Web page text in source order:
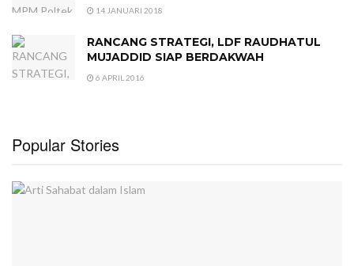
14 JANUARI 2018
RANCANG STRATEGI, LDF RAUDHATUL
MUJADDID SIAP BERDAKWAH
6 APRIL 2016
Popular Stories